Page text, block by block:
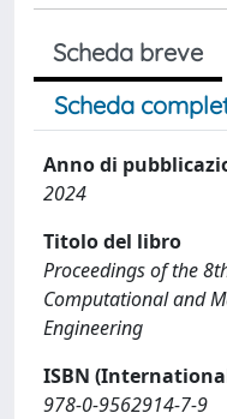
Scheda breve
Scheda
Anno di
2024
Titolo del libro
Proceedings of the
Computational and
Engineering
ISBN
978-0-9562914-7-9